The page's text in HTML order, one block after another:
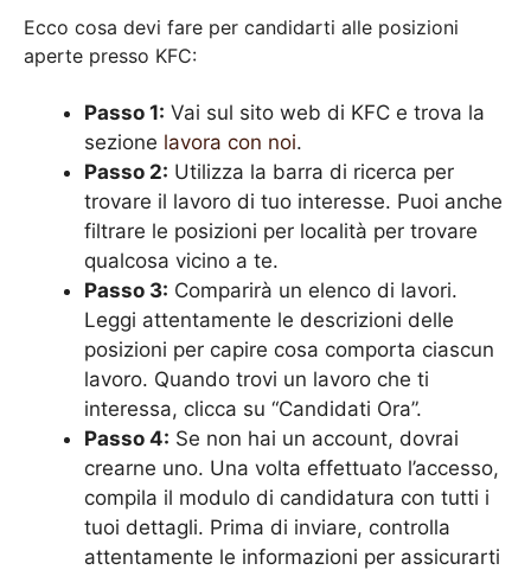
Ecco cosa devi fare per candidarti alle posizioni
aperte presso KFC:
Passo 1: Vai sul sito web di KFC e trova la
sezione lavora con noi.
Passo 2: Utilizza la barra di ricerca per
trovare il lavoro di tuo interesse. Puoi anche
filtrare le posizioni per località per trovare
qualcosa vicino a te.
Passo 3: Comparirà un elenco di lavori.
Leggi attentamente le descrizioni delle
posizioni per capire cosa comporta ciascun
lavoro. Quando trovi un lavoro che ti
interessa, clicca su “Candidati Ora”.
Passo 4: Se non hai un account, dovrai
crearne uno. Una volta effettuato l’accesso,
compila il modulo di candidatura con tutti i
tuoi dettagli. Prima di inviare, controlla
attentamente le informazioni per assicurarti